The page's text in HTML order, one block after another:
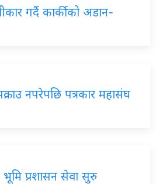
गर्दै कार्कीको अडान-
नपरेपछि पत्रकार महासंघ
भूमि प्रशासन सेवा सुरु